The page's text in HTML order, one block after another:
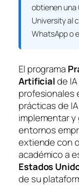
obtienen una
Universityal
WhatsApp o
El programa
Artificialde
profesionales
prácticas de
implementar
entornos
extiende con
académico a
Estados
de su